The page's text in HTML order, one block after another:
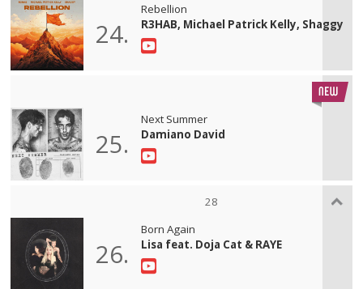
24.
Rebellion
R3HAB, Michael Patrick Kelly, Shaggy
25.
Next Summer
Damiano David
28
26.
Born Again
Lisa feat. Doja Cat & RAYE